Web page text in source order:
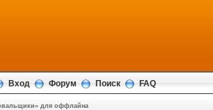
Вход Форум Поиск FAQ
для оффлайна